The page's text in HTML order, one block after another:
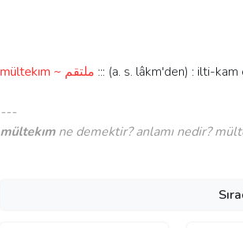
mültekım ~ ملتقم ::: (a. s. lâkm'den) : ilti-kam
---
mültekımne demektir? anlamı nedir?